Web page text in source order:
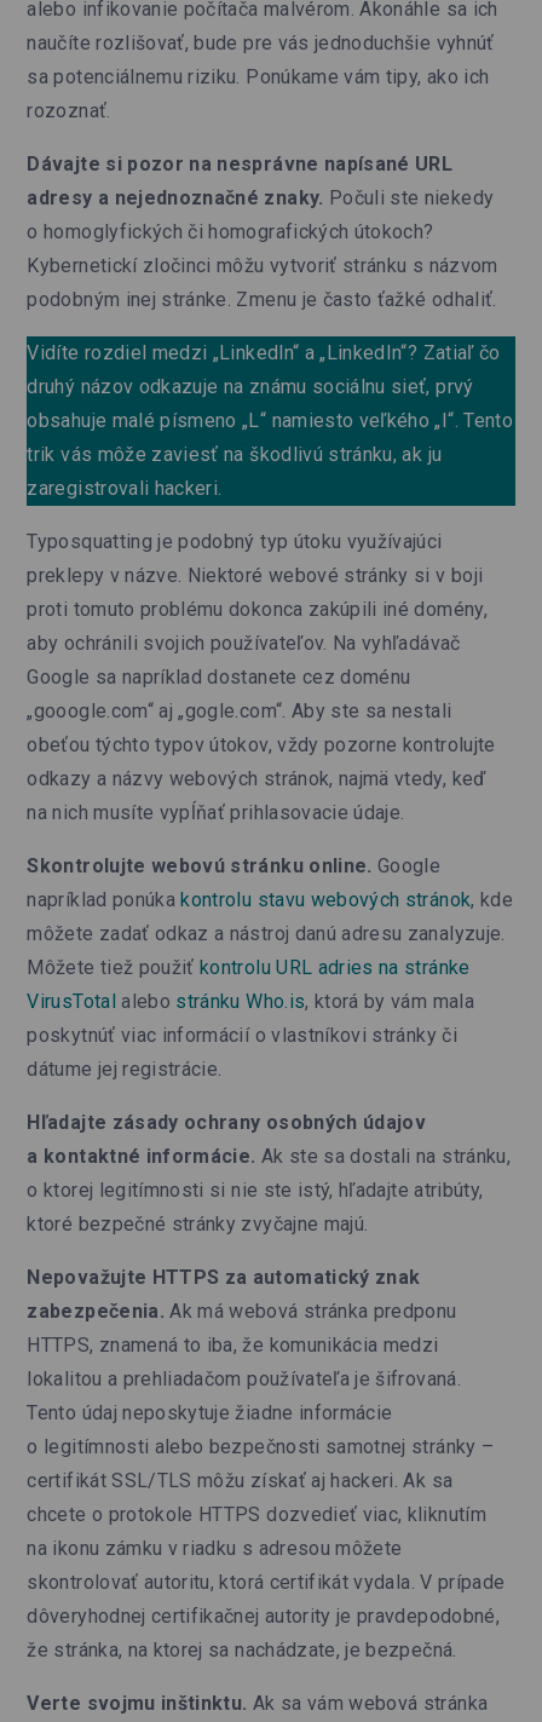
alebo infikovanie počítača malvérom. Akonáhle sa ich
naučíte rozlišovať, bude pre vás jednoduchšie vyhnúť
sa potenciálnemu riziku. Ponúkame vám tipy, ako ich
rozoznať.
Dávajte si pozor na nesprávne napísané URL
adresy a nejednoznačné znaky. Počuli ste niekedy
o homoglyfických či homografických útokoch?
Kybernetickí zločinci môžu vytvoriť stránku s názvom
podobným inej stránke. Zmenu je často ťažké odhaliť.
Vidíte rozdiel medzi „Linkedln“ a „LinkedIn“? Zatiaľ čo
druhý názov odkazuje na známu sociálnu sieť, prvý
obsahuje malé písmeno „L“ namiesto veľkého „I“. Tento
trik vás môže zaviesť na škodlivú stránku, ak ju
zaregistrovali hackeri.
Typosquatting je podobný typ útoku využívajúci
preklepy v názve. Niektoré webové stránky si v boji
proti tomuto problému dokonca zakúpili iné domény,
aby ochránili svojich používateľov. Na vyhľadávač
Google sa napríklad dostanete cez doménu
„gooogle.com“ aj „gogle.com“. Aby ste sa nestali
obeťou týchto typov útokov, vždy pozorne kontrolujte
odkazy a názvy webových stránok, najmä vtedy, keď
na nich musíte vypĺňať prihlasovacie údaje.
Skontrolujte webovú stránku online.Google
napríklad ponúka kontrolu stavu webových stránok, kde
môžete zadať odkaz a nástroj danú adresu zanalyzuje.
Môžete tiež použiť kontrolu URL adries na stránke
VirusTotal alebo stránku Who.is, ktorá by vám mala
poskytnúť viac informácií o vlastníkovi stránky či
dátume jej registrácie.
Hľadajte zásady ochrany osobných údajov
a kontaktné informácie. Ak ste sa dostali na stránku,
o ktorej legitímnosti si nie ste istý, hľadajte atribúty,
ktoré bezpečné stránky zvyčajne majú.
Nepovažujte HTTPS za automatický znak
zabezpečenia.Ak má webová stránka predponu
HTTPS, znamená to iba, že komunikácia medzi
lokalitou a prehliadačom používateľa je šifrovaná.
Tento údaj neposkytuje žiadne informácie
o legitímnosti alebo bezpečnosti samotnej stránky –
certifikát SSL/TLS môžu získať aj hackeri. Ak sa
chcete o protokole HTTPS dozvedieť viac, kliknutím
na ikonu zámku v riadku s adresou môžete
skontrolovať autoritu, ktorá certifikát vydala. V prípade
dôveryhodnej certifikačnej autority je pravdepodobné,
že stránka, na ktorej sa nachádzate, je bezpečná.
Verte svojmu inštinktu. Ak sa vám webová stránka